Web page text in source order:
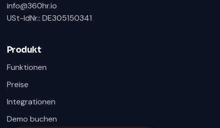
info@360hr.io
USt-IdNr.: DE305150341
Produkt
Funktionen
Preise
Integrationen
Demo buchen
360HR Chat